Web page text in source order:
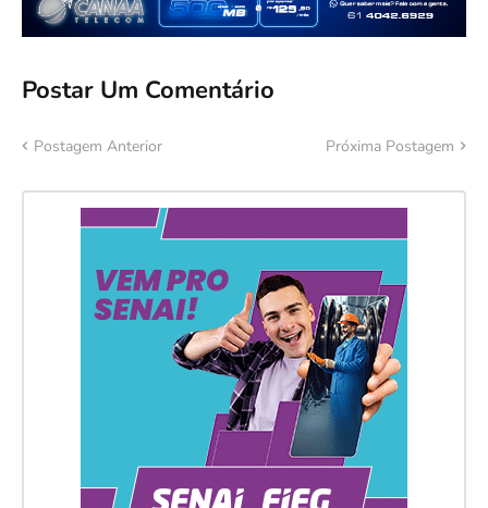
Postar Um Comentário
Postagem Anterior Próxima Postagem